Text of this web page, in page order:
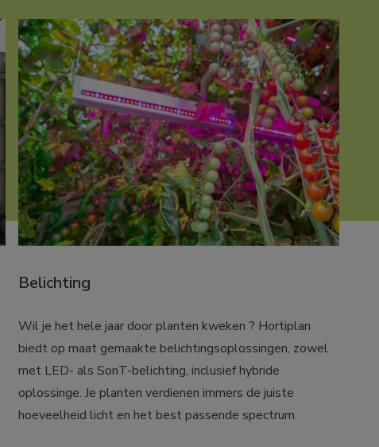
Belichting
Wil je het hele jaar door planten kweken ? Hortiplan
biedt op maat gemaakte belichtingsoplossingen, zowel
met LED- als SonT-belichting, inclusief hybride
oplossinge. Je planten verdienen immers de juiste
hoeveelheid licht en het best passende spectrum.